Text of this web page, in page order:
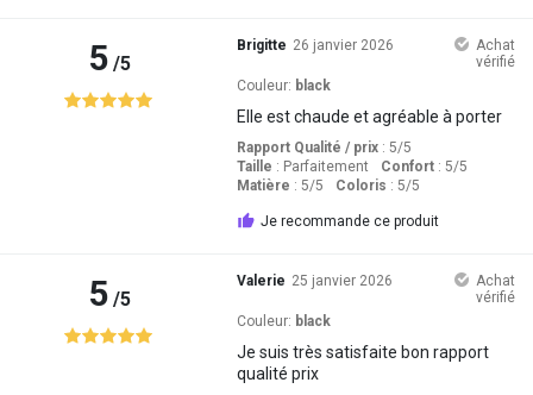
5/5
Brigitte 26 janvier 2026
Achat
vérifié
Couleur: black
Elle est chaude et agréable à porter
Rapport Qualité / prix: 5/5
Taille : Parfaitement Confort: 5/5
Matière : 5/5 Coloris : 5/5
Je recommande ce produit
5/5
Valerie 25 janvier 2026
Achat
vérifié
Couleur: black
Je suis très satisfaite bon rapport
qualité prix